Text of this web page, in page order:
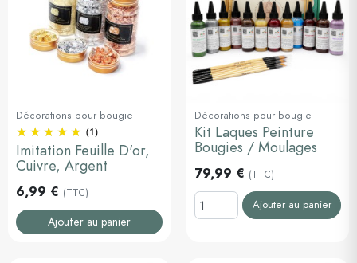
Décorations pour bougie
(1)
Imitation Feuille D'or,
Cuivre, Argent
6,99 € (TTC)
Ajouter au panier
Décorations pour bougie
Kit Laques Peinture
Bougies / Moulages
79,99 € (TTC)
Ajouter au panier